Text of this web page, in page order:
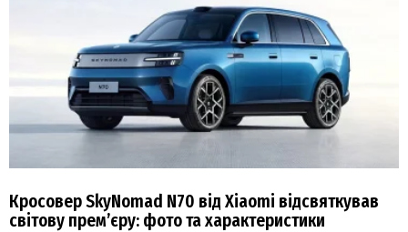
Кросовер SkyNomad N70 від Xiaomi відсвяткував
світову прем’єру: фото та характеристики